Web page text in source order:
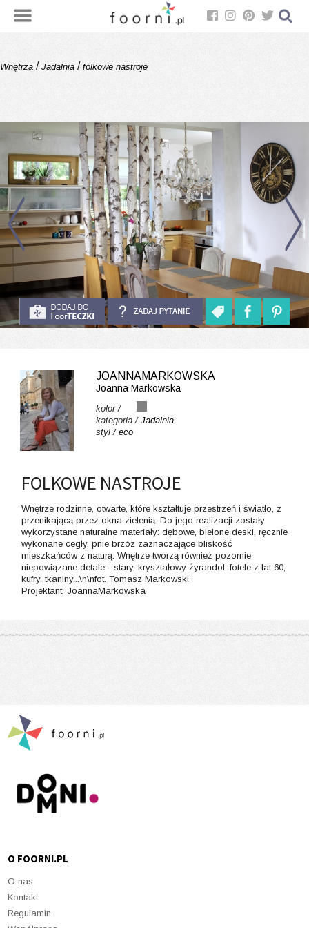
Wnętrza / Jadalnia / folkowe nastroje
JOANNAMARKOWSKA
Joanna Markowska
kolor /
kategoria / Jadalnia
styl / eco
FOLKOWE NASTROJE
Wnętrze rodzinne, otwarte, które kształtuje przestrzeń i światło, z
przenikającą przez okna zielenią. Do jego realizacji zostały
wykorzystane naturalne materiały: dębowe, bielone deski, ręcznie
wykonane cegły, pnie brzóz zaznaczające bliskość
mieszkańców z naturą. Wnętrze tworzą również pozornie
niepowiązane detale - stary, kryształowy żyrandol, fotele z lat 60,
kufry, tkaniny...\n\nfot. Tomasz Markowski
Projektant: JoannaMarkowska
O FOORNI.PL
O nas
Kontakt
Regulamin